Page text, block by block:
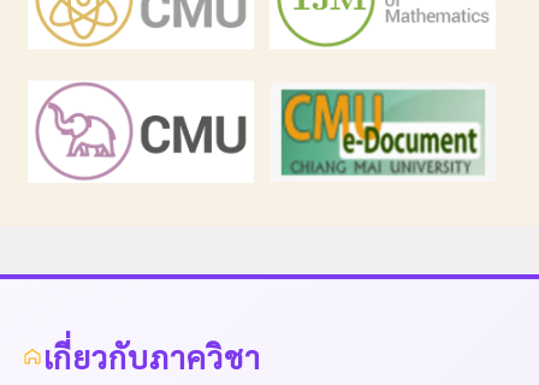
เกี่ยวกับภาควิชา